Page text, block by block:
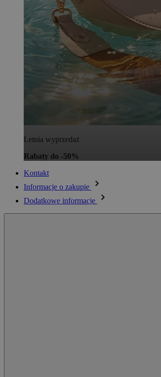
Letnia wyprzedaż
Rabaty do -50%
Kontakt
Informacje o zakupie
Dodatkowe informacje